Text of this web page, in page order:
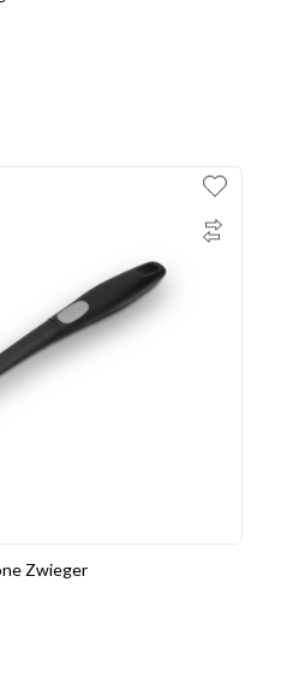
Zwieger